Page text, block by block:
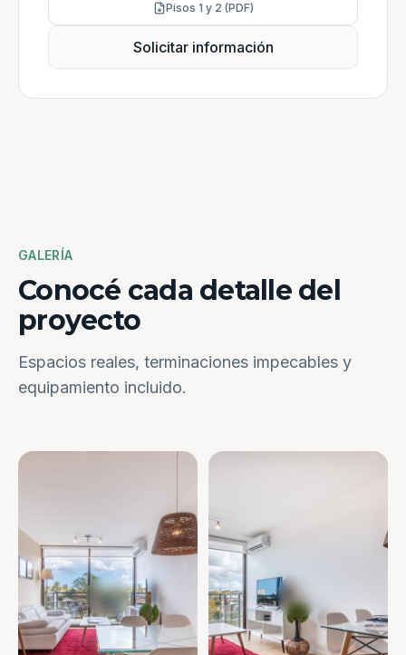
Pisos 1 y 2 (PDF)
Solicitar información
GALERÍA
Conocé cada detalle del
proyecto
Espacios reales, terminaciones impecables y
equipamiento incluido.